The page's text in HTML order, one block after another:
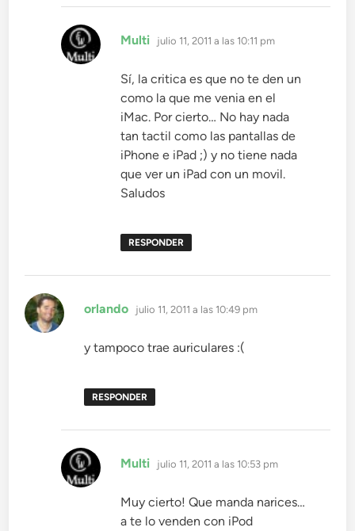
Multi dice:
julio 11, 2011 a las 10:11 pm
Sí, la critica es que no te den un
como la que me venia en el
iMac. Por cierto… No hay nada
tan tactil como las pantallas de
iPhone e iPad ;) y no tiene nada
que ver un iPad con un movil.
Saludos
RESPONDER
orlando dice:
julio 11, 2011 a las 10:49 pm
y tampoco trae auriculares :(
RESPONDER
Multi dice:
julio 11, 2011 a las 10:53 pm
Muy cierto! Que manda narices…
a te lo venden con iPod